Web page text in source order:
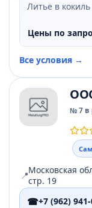
Литье в кокиль
Цены по
Все условия →
№ 7 в
📍Московская
стр. 19
☎+7 (962)